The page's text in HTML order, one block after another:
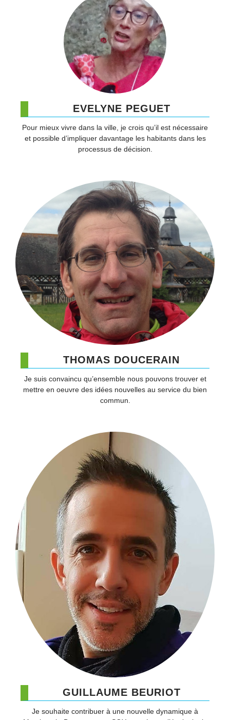
EVELYNE PEGUET
Pour mieux vivre dans la ville, je crois qu’il est nécessaire
et possible d’impliquer davantage les habitants dans les
processus de décision.
THOMAS DOUCERAIN
Je suis convaincu qu’ensemble nous pouvons trouver et
mettre en oeuvre des idées nouvelles au service du bien
commun.
GUILLAUME BEURIOT
Je souhaite contribuer à une nouvelle dynamique à